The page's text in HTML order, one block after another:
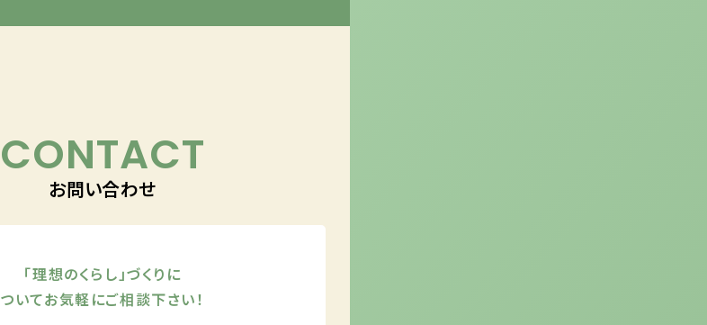
CONTACT
お問い合わせ
「理想のくらし」づくりに
ついてお気軽にご相談下さい！